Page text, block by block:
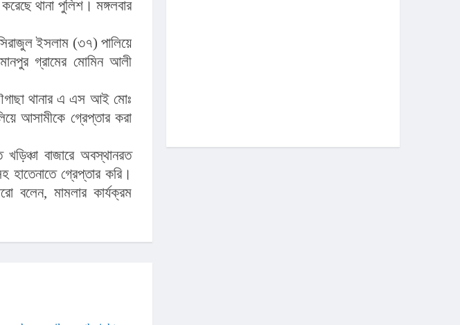
থানা পুলিশ। মঙ্গলবার
ইসলাম (৩৭) পালিয়ে
গ্রামের মোমিন আলী
থানার এ এস আই মোঃ
আসামীকে গ্রেপ্তার করা
বাজারে অবস্থানরত
হাতেনাতে গ্রেপ্তার করি।
মামলার কার্যক্রম